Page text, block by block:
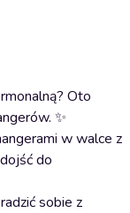
Oto
✨
w walce z
do
sobie z